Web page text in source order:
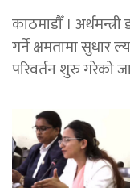
काठमाडाैँ ।
गर्ने क्षमतामा सुधार
परिवर्तन शुरु गरेको